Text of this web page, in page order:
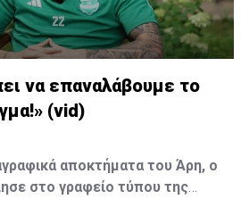
να επαναλάβουμε το
(vid)
αποκτήματα του Άρη, ο
στο γραφείο τύπου της